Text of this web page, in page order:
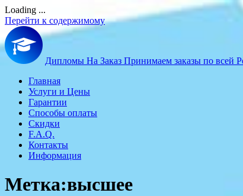
Loading ...
Перейти к содержимому
Дипломы На Заказ Принимаем заказы по всей
Главная
Услуги и Цены
Гарантии
Способы оплаты
Скидки
F.A.Q.
Контакты
Информация
Метка:высшее